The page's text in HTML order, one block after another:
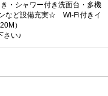
・シャワー付き洗面台・多機
など設備充実☆ Wi-Fi付きイ
）
さい♪